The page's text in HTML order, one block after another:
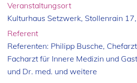
Veranstaltungsort
Kulturhaus Setzwerk, Stollenrain
Referent
Referenten: Philipp Busche,
Facharzt für Innere Medizin und
und Dr. med. und weitere